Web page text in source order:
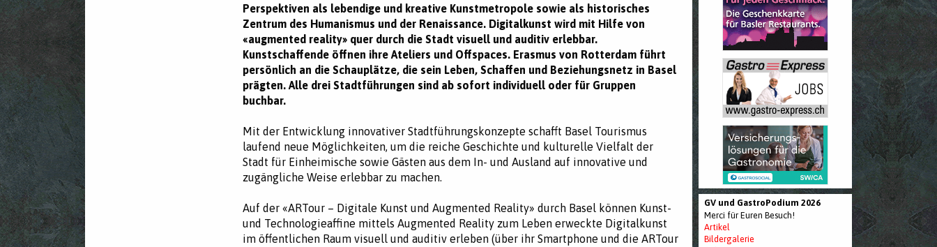
Perspektiven als lebendige und kreative Kunstmetropole sowie als historisches
Zentrum des Humanismus und der Renaissance. Digitalkunst wird mit Hilfe von
«augmented reality» quer durch die Stadt visuell und auditiv erlebbar.
Kunstschaffende öffnen ihre Ateliers und Offspaces. Erasmus von Rotterdam führt
persönlich an die Schauplätze, die sein Leben, Schaffen und Beziehungsnetz in Basel
prägten. Alle drei Stadtführungen sind ab sofort individuell oder für Gruppen
buchbar.
Mit der Entwicklung innovativer Stadtführungskonzepte schafft Basel Tourismus
laufend neue Möglichkeiten, um die reiche Geschichte und kulturelle Vielfalt der
Stadt für Einheimische sowie Gästen aus dem In- und Ausland auf innovative und
zugängliche Weise erlebbar zu machen.
Auf der «ARTour – Digitale Kunst und Augmented Reality» durch Basel können Kunst-
und Technologieaffine mittels Augmented Reality zum Leben erweckte Digitalkunst
im öffentlichen Raum visuell und auditiv erleben (über ihr Smartphone und die ARTour
GV und GastroPodium 2026
Merci für Euren Besuch!
Artikel
Bildergalerie